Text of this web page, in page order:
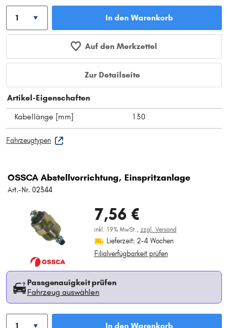
In den Warenkorb
Auf den Merkzettel
Zur Detailseite
Artikel-Eigenschaften
Kabellänge [mm]
130
Fahrzeugtypen
OSSCA Abstellvorrichtung, Einspritzanlage
Art.-Nr. 02344
7,56 €
inkl. 19% MwSt., zzgl. Versand
Lieferzeit: 2-4 Wochen
Filialverfügbarkeit prüfen
Passgenauigkeit prüfen
Fahrzeug auswählen
In den Warenkorb